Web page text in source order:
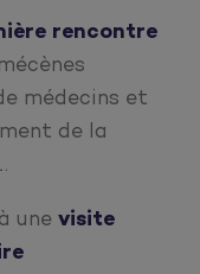
rencontre
médecins et
de la
unevisite